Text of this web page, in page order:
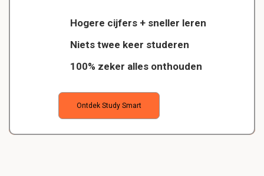
Hogere cijfers + sneller leren
Niets twee keer studeren
100% zeker alles onthouden
Ontdek Study Smart